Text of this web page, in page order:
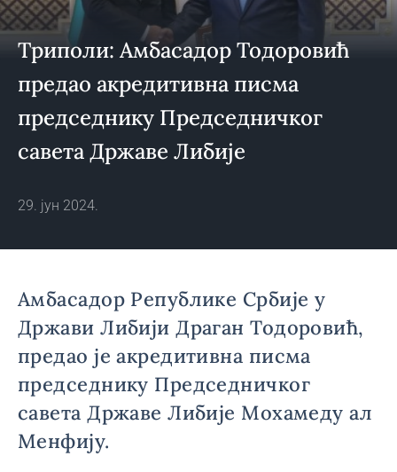
Триполи: Амбасадор Тодоровић
предао акредитивна писма
председнику Председничког
савета Државе Либије
29. јун 2024.
Амбасадор Републике Србије у
Држави Либији Драган Тодоровић,
предао је акредитивна писма
председнику Председничког
савета Државе Либије Мохамеду ал
Менфију.